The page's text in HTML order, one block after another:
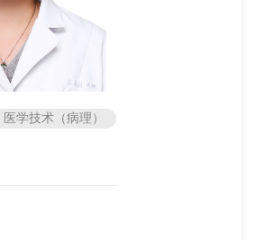
医学技术（病理）